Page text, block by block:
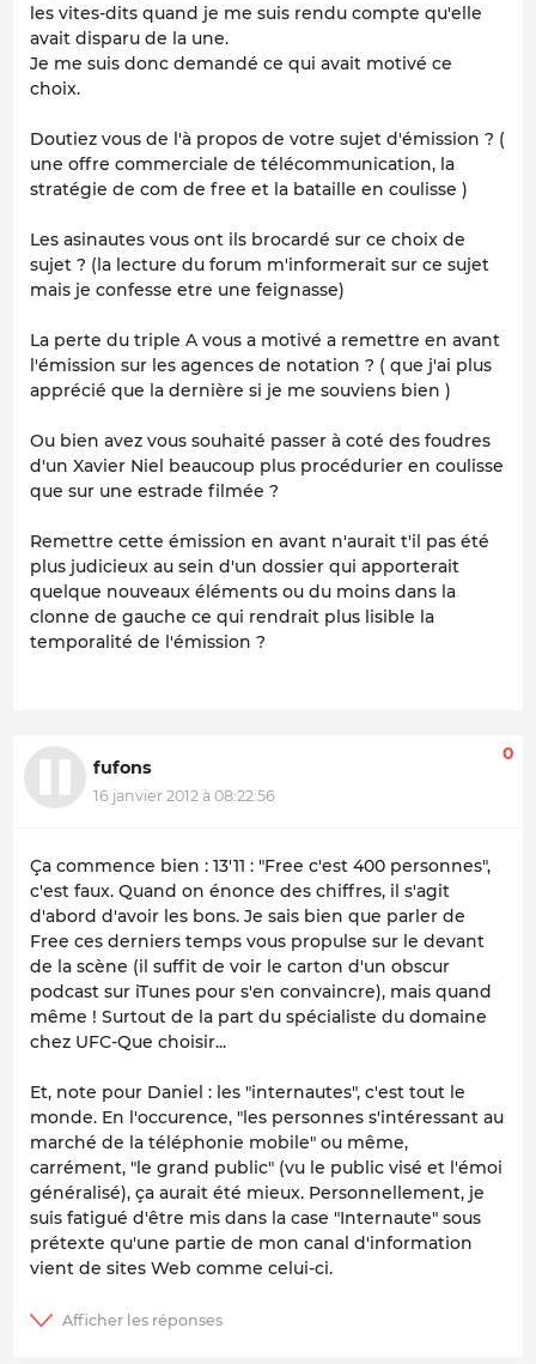
les vites-dits quand je me suis rendu compte qu'elle
avait disparu de la une.
Je me suis donc demandé ce qui avait motivé ce
choix.
Doutiez vous de l'à propos de votre sujet d'émission ? (
une offre commerciale de télécommunication, la
stratégie de com de free et la bataille en coulisse )
Les asinautes vous ont ils brocardé sur ce choix de
sujet ? (la lecture du forum m'informerait sur ce sujet
mais je confesse etre une feignasse)
La perte du triple A vous a motivé a remettre en avant
l'émission sur les agences de notation ? ( que j'ai plus
apprécié que la dernière si je me souviens bien )
Ou bien avez vous souhaité passer à coté des foudres
d'un Xavier Niel beaucoup plus procédurier en coulisse
que sur une estrade filmée ?
Remettre cette émission en avant n'aurait t'il pas été
plus judicieux au sein d'un dossier qui apporterait
quelque nouveaux éléments ou du moins dans la
clonne de gauche ce qui rendrait plus lisible la
temporalité de l'émission ?
fufons
16 janvier 2012 à 08:22:56
0
Ça commence bien : 13'11 : "Free c'est 400 personnes",
c'est faux. Quand on énonce des chiffres, il s'agit
d'abord d'avoir les bons. Je sais bien que parler de
Free ces derniers temps vous propulse sur le devant
de la scène (il suffit de voir le carton d'un obscur
podcast sur iTunes pour s'en convaincre), mais quand
même ! Surtout de la part du spécialiste du domaine
chez UFC-Que choisir...
Et, note pour Daniel : les "internautes", c'est tout le
monde. En l'occurence, "les personnes s'intéressant au
marché de la téléphonie mobile" ou même,
carrément, "le grand public" (vu le public visé et l'émoi
généralisé), ça aurait été mieux. Personnellement, je
suis fatigué d'être mis dans la case "Internaute" sous
prétexte qu'une partie de mon canal d'information
vient de sites Web comme celui-ci.